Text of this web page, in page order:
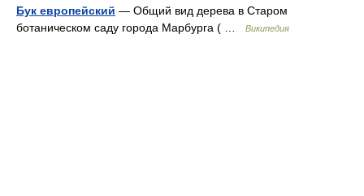
Бук европейский — Общий вид дерева в Старом
ботаническом саду города Марбурга ( …
Википедия